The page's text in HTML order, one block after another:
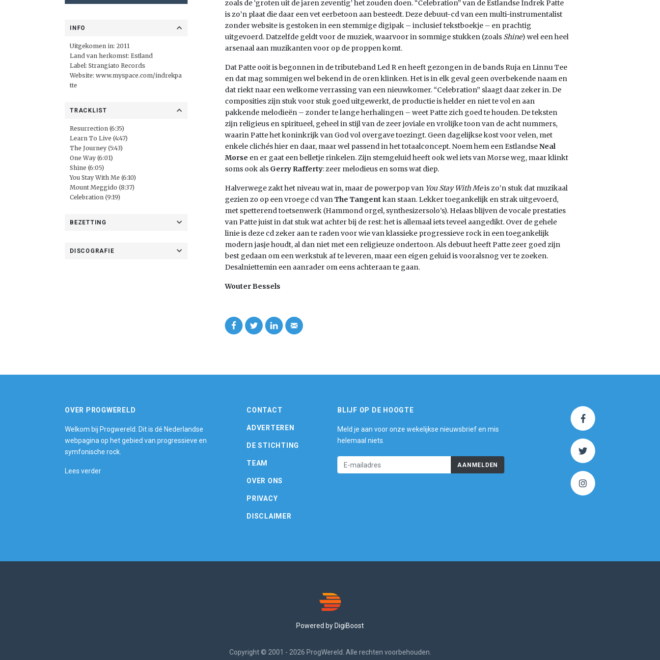
INFO
Uitgekomen in: 2011
Land van herkomst: Estland
Label: Strangiato Records
Website: www.myspace.com/indrekpa
tte
TRACKLIST
Resurrection (6:35)
Learn To Live (4:47)
The Journey (5:43)
One Way (6:01)
Shine (6:05)
You Stay With Me (6:10)
Mount Meggido (8:37)
Celebration (9:19)
BEZETTING
DISCOGRAFIE
zoals de ‘groten uit de jaren zeventig’ het zouden doen. “Celebration” van de Estlandse Indrek Patte
is zo’n plaat die daar een vet eerbetoon aan besteedt. Deze debuut-cd van een multi-instrumentalist
zonder website is gestoken in een stemmige digipak – inclusief tekstboekje – en prachtig
uitgevoerd. Datzelfde geldt voor de muziek, waarvoor in sommige stukken (zoals Shine) wel een heel
arsenaal aan muzikanten voor op de proppen komt.
Dat Patte ooit is begonnen in de tributeband Led R en heeft gezongen in de bands Ruja en Linnu Tee
en dat mag sommigen wel bekend in de oren klinken. Het is in elk geval geen overbekende naam en
dat riekt naar een welkome verrassing van een nieuwkomer. “Celebration” slaagt daar zeker in. De
composities zijn stuk voor stuk goed uitgewerkt, de productie is helder en niet te vol en aan
pakkende melodieën – zonder te lange herhalingen – weet Patte zich goed te houden. De teksten
zijn religieus en spiritueel, geheel in stijl van de zeer joviale en vrolijke toon van de acht nummers,
waarin Patte het koninkrijk van God vol overgave toezingt. Geen dagelijkse kost voor velen, met
enkele clichés hier en daar, maar wel passend in het totaalconcept. Noem hem een EstlandseNeal
Morse en er gaat een belletje rinkelen. Zijn stemgeluid heeft ook wel iets van Morse weg, maar klinkt
soms ook als Gerry Rafferty: zeer melodieus en soms wat diep.
Halverwege zakt het niveau wat in, maar de powerpop van You Stay With Meis zo’n stuk dat muzikaal
gezien zo op een vroege cd vanThe Tangent kan staan. Lekker toegankelijk en strak uitgevoerd,
met spetterend toetsenwerk (Hammond orgel, synthesizersolo’s). Helaas blijven de vocale prestaties
van Patte juist in dat stuk wat achter bij de rest: het is allemaal iets teveel aangedikt. Over de gehele
linie is deze cd zeker aan te raden voor wie van klassieke progressieve rock in een toegankelijk
modern jasje houdt, al dan niet met een religieuze ondertoon. Als debuut heeft Patte zeer goed zijn
best gedaan om een werkstuk af te leveren, maar een eigen geluid is vooralsnog ver te zoeken.
Desalniettemin een aanrader om eens achteraan te gaan.
Wouter Bessels
OVER PROGWERELD
Welkom bij Progwereld. Dit is dé Nederlandse
webpagina op het gebied van progressieve en
symfonische rock.
Lees verder
CONTACT
ADVERTEREN
DE STICHTING
TEAM
OVER ONS
PRIVACY
DISCLAIMER
BLIJF OP DE HOOGTE
Meld je aan voor onze wekelijkse nieuwsbrief en mis
helemaal niets.
AANMELDEN
Powered by DigiBoost
Copyright © 2001 - 2026 ProgWereld. Alle rechten voorbehouden.